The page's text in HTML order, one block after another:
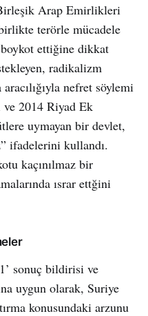
Arap Emirlikleri
terörle mücadele
boykot ettiğine dikkat
radikalizm
nefret söylemi
ve 2014 Riyad Ek
uymayan bir devlet,
ifadelerini kullandı.
kaçınılmaz bir
ısrar ettğini
sonuç bildirisi ve
uygun olarak, Suriye
konusundaki arzunu